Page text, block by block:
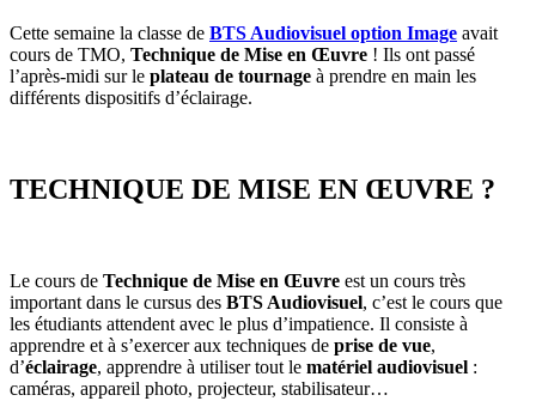
Cette semaine la classe de BTS Audiovisuel option Image avait
cours de TMO, Technique de Mise en Œuvre ! Ils ont passé
l’après-midi sur le plateau de tournage à prendre en main les
différents dispositifs d’éclairage.
TECHNIQUE DE MISE EN ŒUVRE ?
Le cours de Technique de Mise en Œuvre est un cours très
important dans le cursus des BTS Audiovisuel, c’est le cours que
les étudiants attendent avec le plus d’impatience. Il consiste à
apprendre et à s’exercer aux techniques de prise de vue,
d’éclairage, apprendre à utiliser tout le matériel audiovisuel :
caméras, appareil photo, projecteur, stabilisateur…